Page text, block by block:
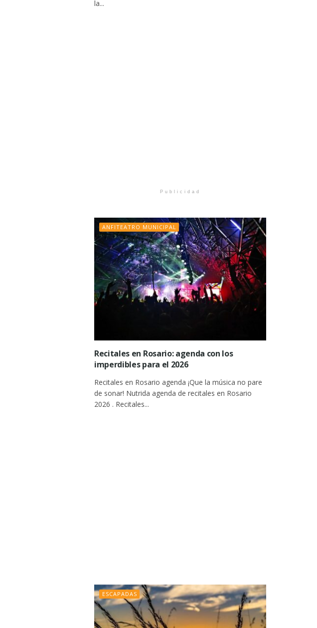
la...
Publicidad
ANFITEATRO MUNICIPAL
Recitales en Rosario: agenda con los
imperdibles para el 2026
Recitales en Rosario agenda ¡Que la música no pare
de sonar! Nutrida agenda de recitales en Rosario
2026 . Recitales...
ESCAPADAS